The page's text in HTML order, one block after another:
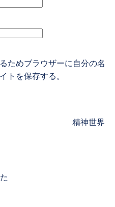
ためブラウザーに自分の名
トを保存する。
Next
精神世界